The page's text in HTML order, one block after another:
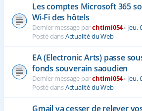
Les comptes Microsoft 365
Wi-Fi des hôtels
Dernier message parchtimi054« jeu.
Posté dansActualité du Web
EA (Electronic Arts) passe
fonds souverain saoudien
Dernier message parchtimi054« jeu.
Posté dansActualité du Web
Gmail va cesser de relever